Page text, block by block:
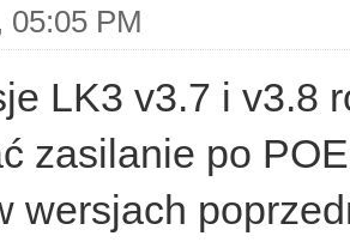
05:05 PM
LK3 v3.7 i v3.8
zasilanie po
wersjach